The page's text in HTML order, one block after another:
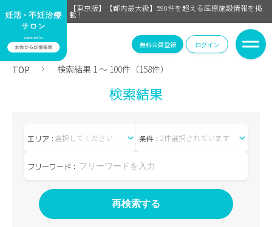
【東京版】【都内最大級】590件を超える医療施設情報を掲
載！
無料会員登録 ログイン
TOP 検索結果 1 〜 100件（158件）
検索結果
エリア：選択してください 条件：2件選択されています
フリーワード：